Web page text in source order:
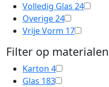
Volledig Glas 24
Overige24
Vrije Vorm 17
Filter op materialen
Karton 4
Glas 183